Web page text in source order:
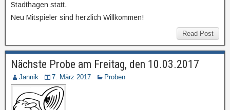
Stadthagen statt.
Neu Mitspieler sind herzlich Willkommen!
Read Post
Nächste Probe am Freitag, den 10.03.2017
Jannik 7. März 2017 Proben